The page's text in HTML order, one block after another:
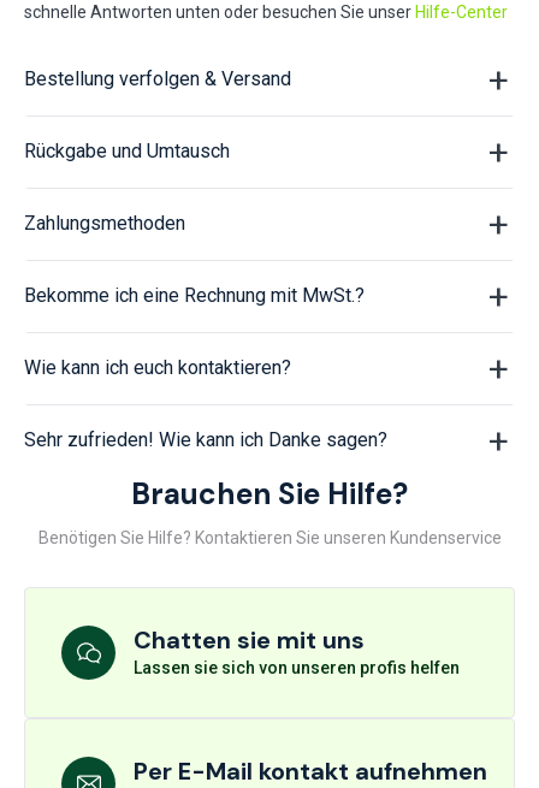
schnelle Antworten unten oder besuchen Sie unser Hilfe-Center
Bestellung verfolgen & Versand
Rückgabe und Umtausch
Zahlungsmethoden
Bekomme ich eine Rechnung mit MwSt.?
Wie kann ich euch kontaktieren?
Sehr zufrieden! Wie kann ich Danke sagen?
Brauchen Sie Hilfe?
Benötigen Sie Hilfe? Kontaktieren Sie unseren Kundenservice
Chatten sie mit uns
Lassen sie sich von unseren profis helfen
Per E-Mail kontakt aufnehmen